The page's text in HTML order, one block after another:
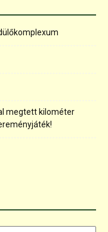
megtett kilométer